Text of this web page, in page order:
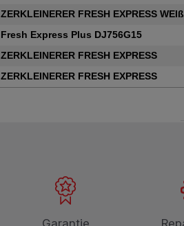
ZERKLEINERER FRESH EXPRESS
Fresh Express Plus DJ756G15
ZERKLEINERER FRESH EXPRESS
ZERKLEINERER FRESH EXPRESS